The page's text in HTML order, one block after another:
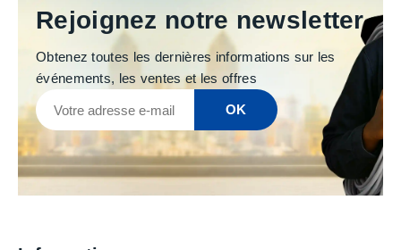
Rejoignez notre newsletter
Obtenez toutes les dernières informations sur les
événements, les ventes et les offres